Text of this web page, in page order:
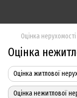
Оцінка нерухомості
Оцінка
Оцінка житлової
Оцінка нежитлової